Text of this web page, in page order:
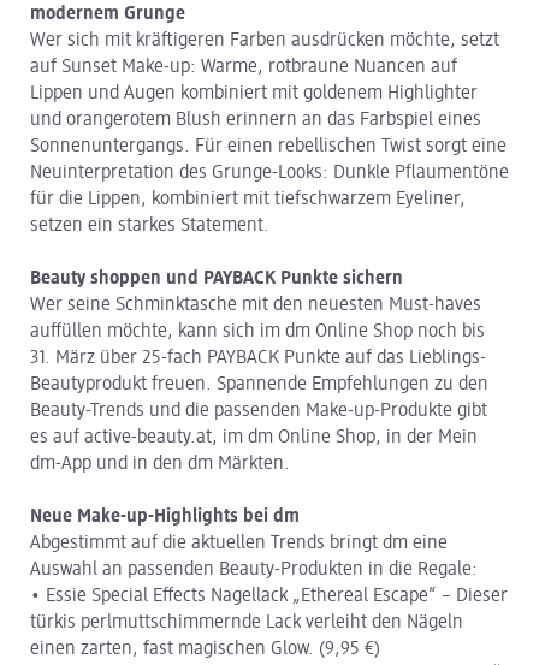
modernem Grunge
Wer sich mit kräftigeren Farben ausdrücken möchte, setzt
auf Sunset Make-up: Warme, rotbraune Nuancen auf
Lippen und Augen kombiniert mit goldenem Highlighter
und orangerotem Blush erinnern an das Farbspiel eines
Sonnenuntergangs. Für einen rebellischen Twist sorgt eine
Neuinterpretation des Grunge-Looks: Dunkle Pflaumentöne
für die Lippen, kombiniert mit tiefschwarzem Eyeliner,
setzen ein starkes Statement.
Beauty shoppen und PAYBACK Punkte sichern
Wer seine Schminktasche mit den neuesten Must-haves
auffüllen möchte, kann sich im dm Online Shop noch bis
31. März über 25-fach PAYBACK Punkte auf das Lieblings-
Beautyprodukt freuen. Spannende Empfehlungen zu den
Beauty-Trends und die passenden Make-up-Produkte gibt
es auf active-beauty.at, im dm Online Shop, in der Mein
dm-App und in den dm Märkten.
Neue Make-up-Highlights bei dm
Abgestimmt auf die aktuellen Trends bringt dm eine
Auswahl an passenden Beauty-Produkten in die Regale:
• Essie Special Effects Nagellack „Ethereal Escape“ – Dieser
türkis perlmuttschimmernde Lack verleiht den Nägeln
einen zarten, fast magischen Glow. (9,95 €)